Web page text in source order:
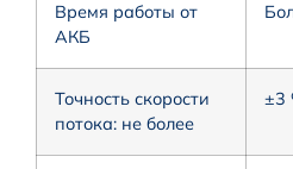
Время работы от
АКБ
Точность скорости
потока: не более
±3